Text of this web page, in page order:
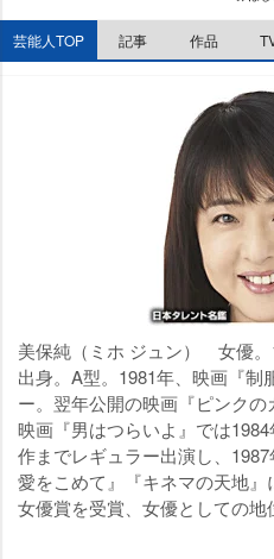
芸能人TOP 記事 作品
美保純（ミホ ジュン） 女優。
出身。A型。1981年、映画『制
ー。翌年公開の映画『ピンクの
映画『男はつらいよ』では
作までレギュラー出演し、
愛をこめて』『キネマの天地
女優賞を受賞、女優としての地